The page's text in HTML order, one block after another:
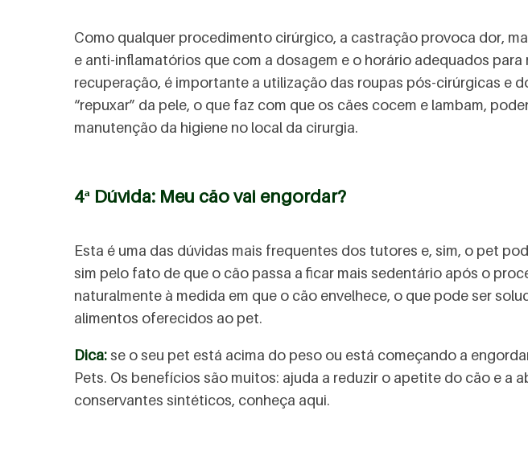
Como qualquer procedimento cirúrgico, a castração provoca dor,
e anti-inflamatórios que com a dosagem e o horário adequados
recuperação, é importante a utilização das roupas pós-cirúrgicas e
“repuxar” da pele, o que faz com que os cães cocem e lambam,
manutenção da higiene no local da cirurgia.
4ª Dúvida: Meu cão vai engordar?
Esta é uma das dúvidas mais frequentes dos tutores e, sim, o pet
sim pelo fato de que o cão passa a ficar mais sedentário após o
naturalmente à medida em que o cão envelhece, o que pode ser
alimentos oferecidos ao pet.
Dica:se o seu pet está acima do peso ou está começando a
Pets. Os benefícios são muitos: ajuda a reduzir o apetite do cão e a
conservantes sintéticos, conheça aqui.